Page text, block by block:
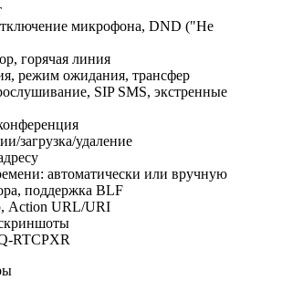
микрофона, DND ("Не
горячая линия
режим ожидания, трансфер
SIP SMS, экстренные
загрузка/удаление
автоматически или вручную
поддержка BLF
Action URL/URI
RTCPXR